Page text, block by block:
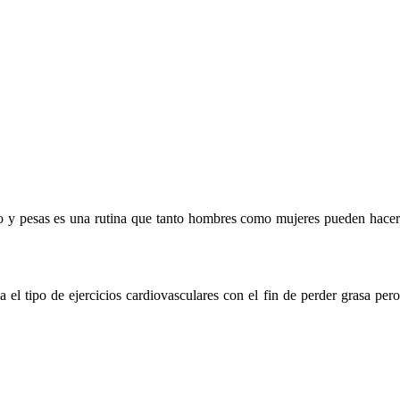
pesas es una rutina que tanto hombres como mujeres pueden hacer
tipo de ejercicios cardiovasculares con el fin de perder grasa pero